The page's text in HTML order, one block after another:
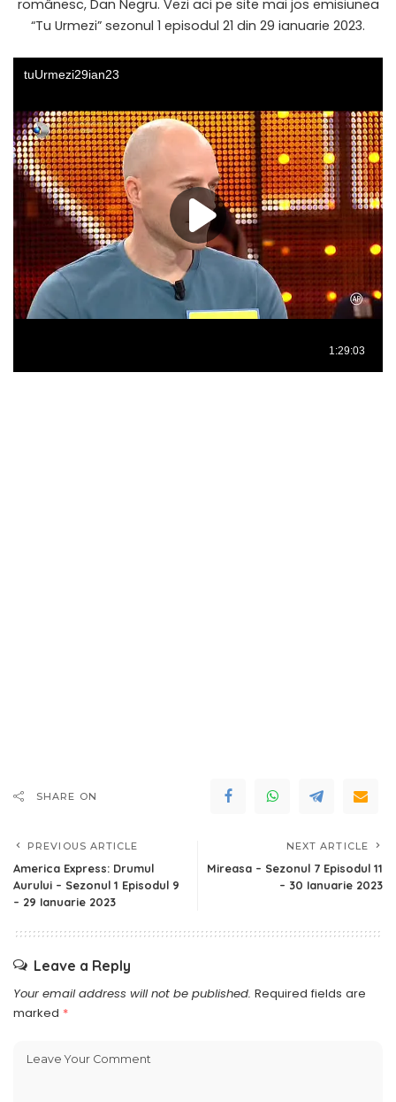
românesc, Dan Negru. Vezi aci pe site mai jos emisiunea
“Tu Urmezi” sezonul 1 episodul 21 din 29 ianuarie 2023.
SHARE ON
PREVIOUS ARTICLE
America Express: Drumul
Aurului – Sezonul 1 Episodul 9
– 29 Ianuarie 2023
NEXT ARTICLE
Mireasa – Sezonul 7 Episodul 11
– 30 Ianuarie 2023
Leave a Reply
Your email address will not be published. Required fields are
marked *